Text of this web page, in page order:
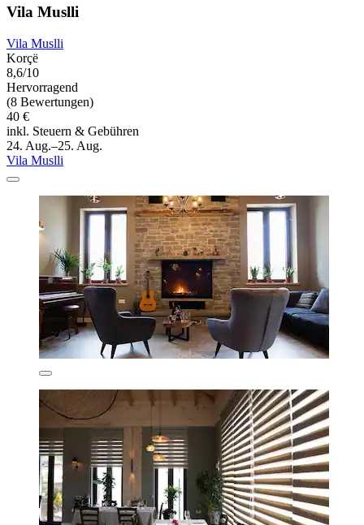
Vila Muslli
Vila Muslli
Korçë
8,6/10
Hervorragend
(8 Bewertungen)
40 €
inkl. Steuern & Gebühren
24. Aug.–25. Aug.
Vila Muslli